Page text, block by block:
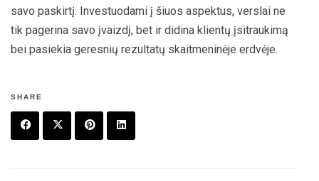
savo paskirtį. Investuodami į šiuos aspektus, verslai ne
tik pagerina savo įvaizdį, bet ir didina klientų įsitraukimą
bei pasiekia geresnių rezultatų skaitmeninėje erdvėje.
SHARE